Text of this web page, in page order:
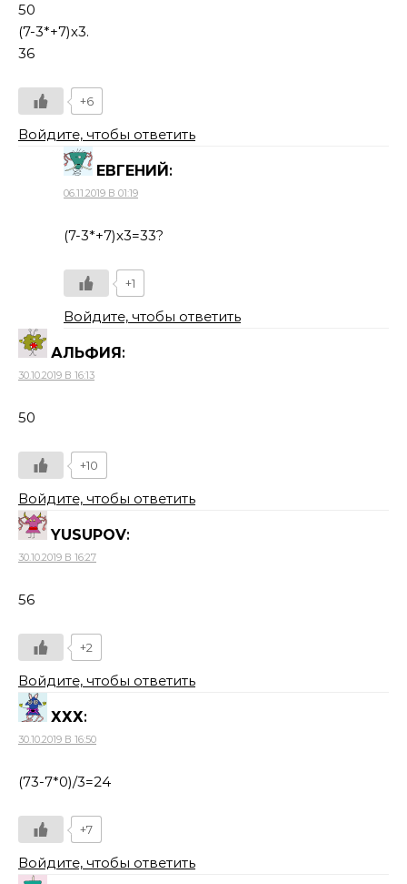
50
(7-3*+7)х3.
36
+6
Войдите, чтобы ответить
ЕВГЕНИЙ:
06.11.2019 В 01:19
(7-3*+7)x3=33?
+1
Войдите, чтобы ответить
АЛЬФИЯ:
30.10.2019 В 16:13
50
+10
Войдите, чтобы ответить
YUSUPOV:
30.10.2019 В 16:27
56
+2
Войдите, чтобы ответить
ХХХ:
30.10.2019 В 16:50
(73-7*0)/3=24
+7
Войдите, чтобы ответить